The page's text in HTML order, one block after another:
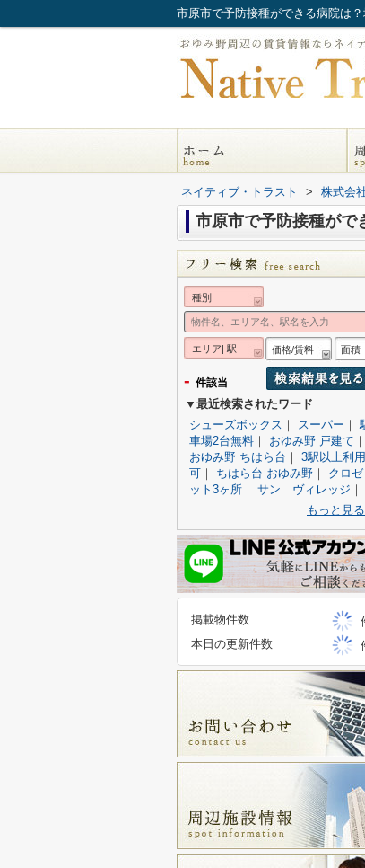
市原市で予防接種ができる病院は
ネイティブ・トラスト > 株式会
市原市で予防接種がで
種別
エリア| 駅 価格/賃料 面積
- 件該当
▼最近検索されたワード
シューズボックス ｜ スーパー ｜
車場2台無料 ｜ おゆみ野 戸建て ｜
おゆみ野 ちはら台 ｜ 3駅以上利用
可 ｜ ちはら台 おゆみ野 ｜ クロゼ
ット3ヶ所 ｜ サン ヴィレッジ ｜
もっと見る
掲載物件数
本日の更新件数